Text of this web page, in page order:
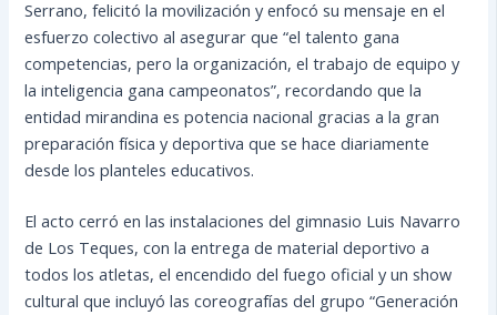
Serrano, felicitó la movilización y enfocó su mensaje en el
esfuerzo colectivo al asegurar que “el talento gana
competencias, pero la organización, el trabajo de equipo y
la inteligencia gana campeonatos”, recordando que la
entidad mirandina es potencia nacional gracias a la gran
preparación física y deportiva que se hace diariamente
desde los planteles educativos.
El acto cerró en las instalaciones del gimnasio Luis Navarro
de Los Teques, con la entrega de material deportivo a
todos los atletas, el encendido del fuego oficial y un show
cultural que incluyó las coreografías del grupo “Generación